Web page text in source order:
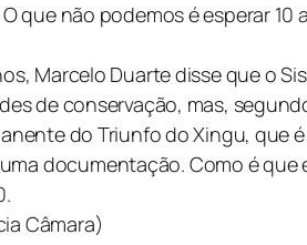
que não podemos é esperar
Marcelo Duarte disse que o
de conservação, mas,
do Triunfo do Xingu, que
documentação. Como é
Câmara)